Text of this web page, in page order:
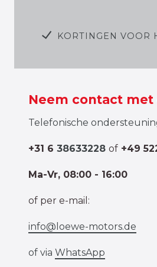
KORTINGEN VOOR
Neem contact met
Telefonische
+31 6 38633228 of +49
Ma-Vr, 08:00 - 16:00
of per e-mail:
info@loewe-motors.de
of via WhatsApp